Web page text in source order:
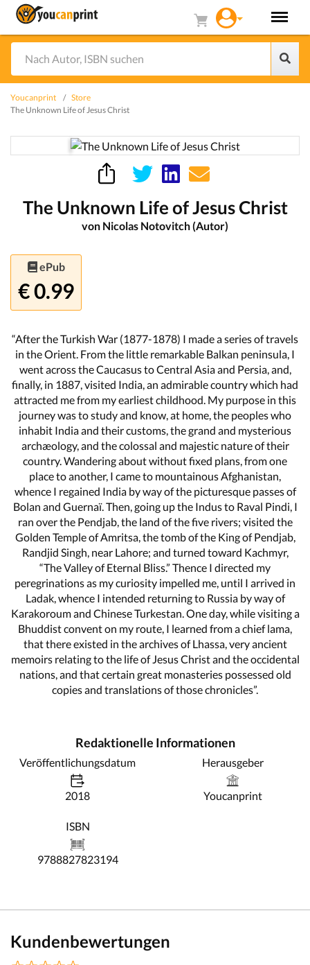
Youcanprint
Store
The Unknown Life of Jesus Christ
The Unknown Life of Jesus Christ
von Nicolas Notovitch (Autor)
ePub
€ 0.99
“After the Turkish War (1877-1878) I made a series of travels
in the Orient. From the little remarkable Balkan peninsula, I
went across the Caucasus to Central Asia and Persia, and,
finally, in 1887, visited India, an admirable country which had
attracted me from my earliest childhood. My purpose in this
journey was to study and know, at home, the peoples who
inhabit India and their customs, the grand and mysterious
archæology, and the colossal and majestic nature of their
country. Wandering about without fixed plans, from one
place to another, I came to mountainous Afghanistan,
whence I regained India by way of the picturesque passes of
Bolan and Guernaï. Then, going up the Indus to Raval Pindi, I
ran over the Pendjab, the land of the five rivers; visited the
Golden Temple of Amritsa, the tomb of the King of Pendjab,
Randjid Singh, near Lahore; and turned toward Kachmyr,
“The Valley of Eternal Bliss.” Thence I directed my
peregrinations as my curiosity impelled me, until I arrived in
Ladak, whence I intended returning to Russia by way of
Karakoroum and Chinese Turkestan. One day, while visiting a
Bhuddist convent on my route, I learned from a chief lama,
that there existed in the archives of Lhassa, very ancient
memoirs relating to the life of Jesus Christ and the occidental
nations, and that certain great monasteries possessed old
copies and translations of those chronicles”.
Redaktionelle Informationen
Veröffentlichungsdatum
2018
Herausgeber
Youcanprint
ISBN
9788827823194
Kundenbewertungen